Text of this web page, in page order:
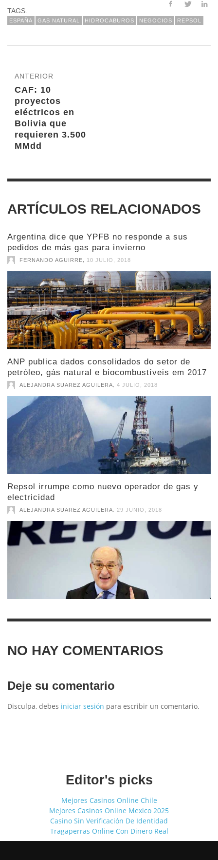
TAGS:
ESPAÑA GAS NATURAL HIDROCABUROS NEGOCIOS REPSOL
ANTERIOR
CAF: 10
proyectos
eléctricos en
Bolivia que
requieren 3.500
MMdd
ARTÍCULOS RELACIONADOS
Argentina dice que YPFB no responde a sus
pedidos de más gas para invierno
FERNANDO AGUIRRE 10 JULIO, 2018
ANP publica dados consolidados do setor de
petróleo, gás natural e biocombustíveis em 2017
ALEJANDRA SUAREZ AGUILERA 4 JULIO, 2018
Repsol irrumpe como nuevo operador de gas y
electricidad
ALEJANDRA SUAREZ AGUILERA 29 JUNIO, 2018
NO HAY COMENTARIOS
Deje su comentario
Disculpa, debes iniciar sesión para escribir un comentario.
Editor's picks
Mejores Casinos Online Chile
Mejores Casinos Online Mexico 2025
Casino Sin Verificación De Identidad
Tragaperras Online Con Dinero Real